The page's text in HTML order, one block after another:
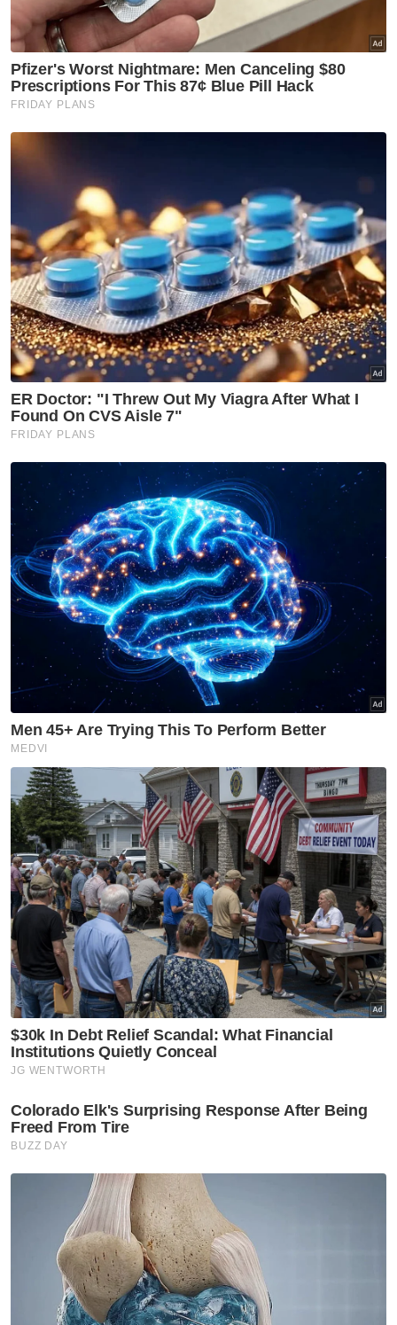
semasa memandu, ia tidak boleh dikenakan
kompaun namun pesalah perlu hadir ke
mahkamah untuk perbicaraan. - Bernama
Muat turun aplikasi Sinar Harian.
Berapakah jumlah pendapatan bulanan semua
ahli isi rumah anda?
Kurang daripada RM3,500
RM3,500 - RM5,000
RM5,001 - RM8,000
RM8,001 - RM12,000
RM12,001 - RM16,000
Lebih daripada RM16,000
Tidak rela berkata
Masuk | Daftar VPoints: 0
PDRM
ICOPS
Lebuh Raya
Artikel Disyorkan
Semasa
Sindiket dadah eksploitasi
cadang 3 tindakan segera
Semasa
Isu khitan kanak-kanak
perempuan cetus perdebatan
pakar perubatan, warganet
Semasa
Suami orang, janda dicekup
khalwat, penguat kuasa temui
'ubat kuat' dan kondom
Semasa
Gagal kawal marah, warga
Bangladesh tetak rakan
serumah